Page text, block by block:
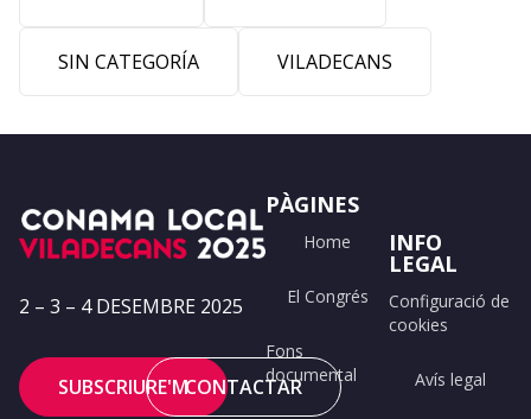
SIN CATEGORÍA VILADECANS
2 – 3 – 4 DESEMBRE 2025
SUBSCRIURE'MCONTACTAR
PÀGINES
Home
El Congrés
Fons
documental
INFO
LEGAL
Configuració de
cookies
Avís legal